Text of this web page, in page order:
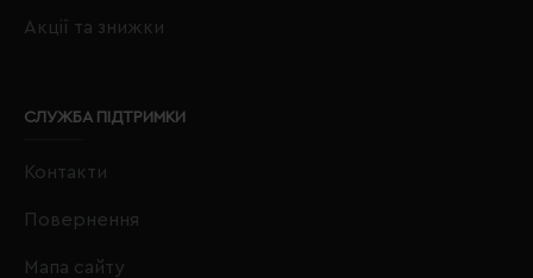
Акції та знижки
СЛУЖБА ПІДТРИМКИ
Контакти
Повернення
Мапа сайту